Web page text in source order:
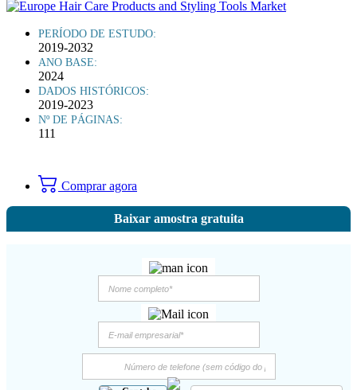
PERÍODO DE ESTUDO:
2019-2032
ANO BASE:
2024
DADOS HISTÓRICOS:
2019-2023
Nº DE PÁGINAS:
111
Comprar agora
Baixar amostra gratuita